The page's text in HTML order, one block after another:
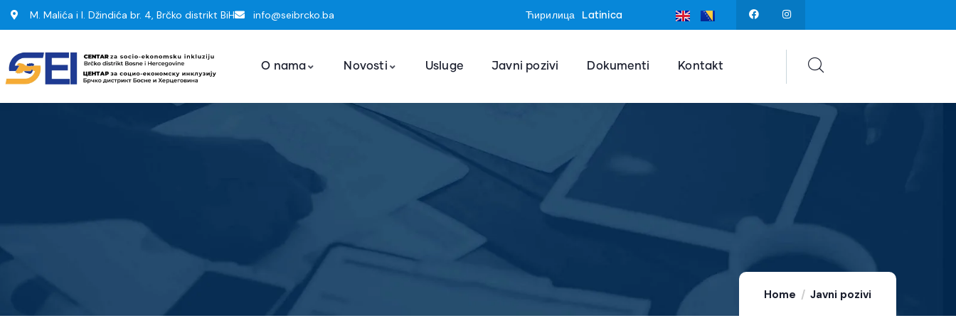
M. Malića i I. Džindića br. 4, Brčko distrikt BiH info@seibrcko.ba Ћирилица Latinica
O nama Novosti Usluge Javni pozivi Dokumenti Kontakt
Home Javni pozivi